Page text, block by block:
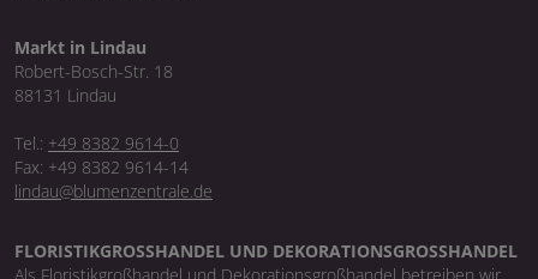
Markt in Lindau
Robert-Bosch-Str. 18
88131 Lindau
Tel.: +49 8382 9614-0
Fax: +49 8382 9614-14
lindau@blumenzentrale.de
FLORISTIKGROSSHANDEL UND DEKORATIONSGROSSHANDEL
Als Floristikgroßhandel und Dekorationsgroßhandel betreiben wir